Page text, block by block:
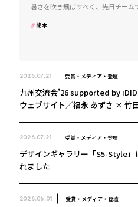
暑さを吹き飛ばすべく、先日チーム
熊本
2026.07.21 受賞・メディア・登壇
九州交流会’26 supported by
ウェブサイト／福永 あずさ × 竹
2026.07.21 受賞・メディア・登壇
デザインギャラリー「S5-Style」
れました
2026.06.01 受賞・メディア・登壇